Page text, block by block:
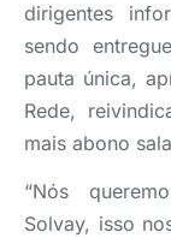
dirigentes
sendo
pauta única,
Rede,
mais abono
“Nós
Solvay, isso